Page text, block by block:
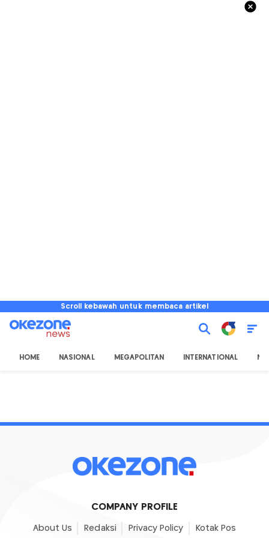
Scroll kebawah untuk membaca artikel
HOME NASIONAL MEGAPOLITAN INTERNATIONAL
COMPANY PROFILE
About Us Redaksi Privacy Policy Kotak Pos